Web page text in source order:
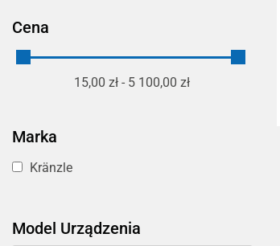
Cena
15,00 zł - 5 100,00 zł
Marka
Kränzle
Model Urządzenia